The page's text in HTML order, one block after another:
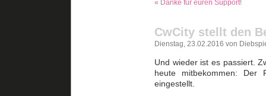
« Danke für euren Support!
CwCity stellt den
Dienstag, 23.02.2016 von
Und wieder ist es passiert.
heute mitbekommen: Der
eingestellt.